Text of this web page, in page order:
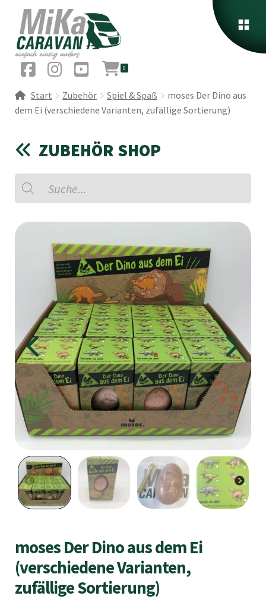
0
Start Zubehör Spiel & Spaß
moses Der Dino aus
dem Ei (verschiedene Varianten, zufällige Sortierung)
ZUBEHÖR SHOP
Products
search
moses Der Dino aus dem Ei
(verschiedene Varianten,
zufällige Sortierung)